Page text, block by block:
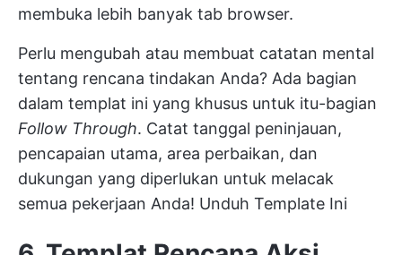
membuka lebih banyak tab browser.
Perlu mengubah atau membuat catatan mental
tentang rencana tindakan Anda? Ada bagian
dalam templat ini yang khusus untuk itu-bagian
Follow Through. Catat tanggal peninjauan,
pencapaian utama, area perbaikan, dan
dukungan yang diperlukan untuk melacak
semua pekerjaan Anda! Unduh Template Ini